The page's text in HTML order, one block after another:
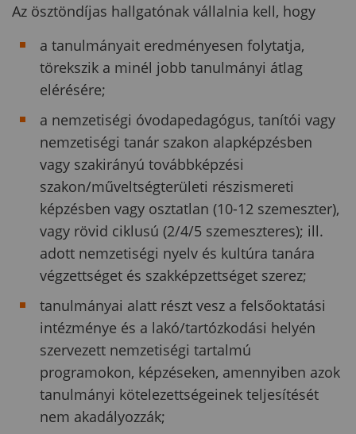
Az ösztöndíjas hallgatónak vállalnia kell, hogy
a tanulmányait eredményesen folytatja,
törekszik a minél jobb tanulmányi átlag
elérésére;
a nemzetiségi óvodapedagógus, tanítói vagy
nemzetiségi tanár szakon alapképzésben
vagy szakirányú továbbképzési
szakon/műveltségterületi részismereti
képzésben vagy osztatlan (10-12 szemeszter),
vagy rövid ciklusú (2/4/5 szemeszteres); ill.
adott nemzetiségi nyelv és kultúra tanára
végzettséget és szakképzettséget szerez;
tanulmányai alatt részt vesz a felsőoktatási
intézménye és a lakó/tartózkodási helyén
szervezett nemzetiségi tartalmú
programokon, képzéseken, amennyiben azok
tanulmányi kötelezettségeinek teljesítését
nem akadályozzák;